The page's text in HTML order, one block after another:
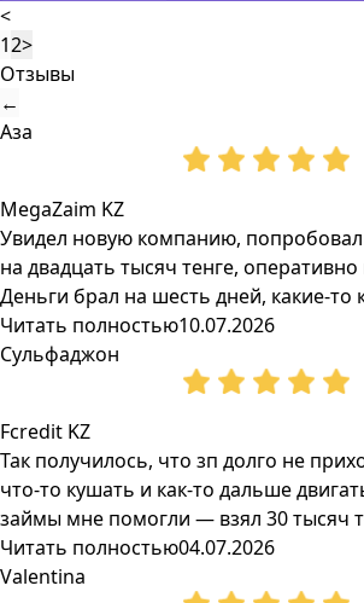
<
12>
Отзывы
←
Аза
MegaZaim KZ
Увидел новую компанию,
на двадцать тысяч тенге,
Деньги брал на шесть дней, какие-то
Читать полностью10.07.2026
Сульфаджон
Fcredit KZ
Так получилось, что зп долго не
что-то кушать и как-то дальше
займы мне помогли — взял 30 тысяч
Читать полностью04.07.2026
Valentina